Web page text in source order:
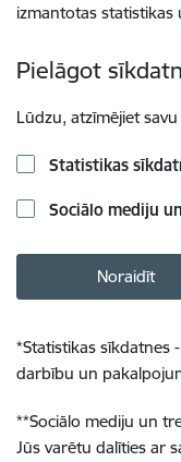
izmantotas statistikas
Pielāgot
Lūdzu, atzīmējiet savu
Statistikas
Sociālo mediju
Noraidīt
*Statistikas sīkdatnes
darbību un
**Sociālo mediju un
Jūs varētu dalīties ar